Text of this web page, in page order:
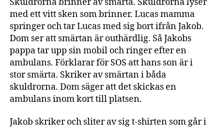
med ett vitt sken som brinner. Lucas mamma
springer och tar Lucas med sig bort ifrån Jakob.
Dom ser att smärtan är outhärdlig. Så Jakobs
pappa tar upp sin mobil och ringer efter en
ambulans. Förklarar för SOS att hans son är i
stor smärta. Skriker av smärtan i båda
skuldrorna. Dom säger att det skickas en
ambulans inom kort till platsen.
Jakob skriker och sliter av sig t-shirten som går i